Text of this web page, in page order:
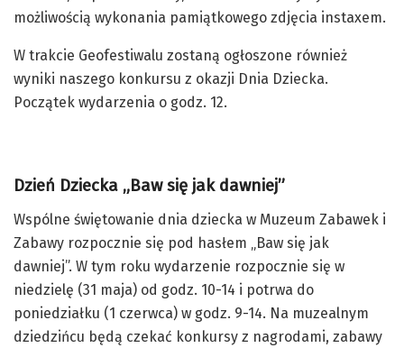
możliwością wykonania pamiątkowego zdjęcia instaxem.
W trakcie Geofestiwalu zostaną ogłoszone również
wyniki naszego konkursu z okazji Dnia Dziecka.
Początek wydarzenia o godz. 12.
Dzień Dziecka „Baw się jak dawniej”
Wspólne świętowanie dnia dziecka w Muzeum Zabawek i
Zabawy rozpocznie się pod hasłem „Baw się jak
dawniej”. W tym roku wydarzenie rozpocznie się w
niedzielę (31 maja) od godz. 10-14 i potrwa do
poniedziałku (1 czerwca) w godz. 9-14. Na muzealnym
dziedzińcu będą czekać konkursy z nagrodami, zabawy